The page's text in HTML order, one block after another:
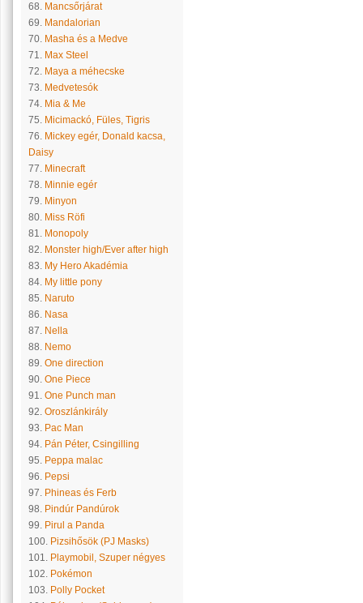
68. Mancsőrjárat
69. Mandalorian
70. Masha és a Medve
71. Max Steel
72. Maya a méhecske
73. Medvetesók
74. Mia & Me
75. Micimackó, Füles, Tigris
76. Mickey egér, Donald kacsa,
Daisy
77. Minecraft
78. Minnie egér
79. Minyon
80. Miss Röfi
81. Monopoly
82. Monster high/Ever after high
83. My Hero Akadémia
84. My little pony
85. Naruto
86. Nasa
87. Nella
88. Nemo
89. One direction
90. One Piece
91. One Punch man
92. Oroszlánkirály
93. Pac Man
94. Pán Péter, Csingilling
95. Peppa malac
96. Pepsi
97. Phineas és Ferb
98. Pindúr Pandúrok
99. Pirul a Panda
100. Pizsihősök (PJ Masks)
101. Playmobil, Szuper négyes
102. Pokémon
103. Polly Pocket